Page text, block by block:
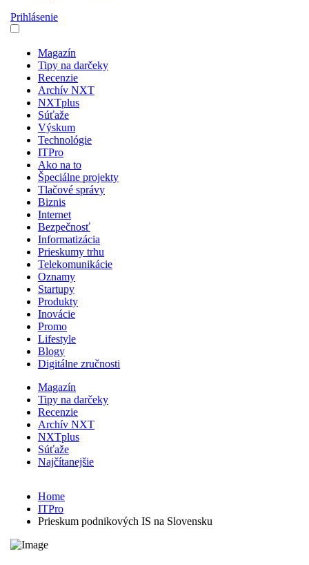
Prihlásenie
Magazín
Tipy na darčeky
Recenzie
Archív NXT
NXTplus
Súťaže
Výskum
Technológie
ITPro
Ako na to
Špeciálne projekty
Tlačové správy
Biznis
Internet
Bezpečnosť
Informatizácia
Prieskumy trhu
Telekomunikácie
Oznamy
Startupy
Produkty
Inovácie
Promo
Lifestyle
Blogy
Digitálne zručnosti
Magazín
Tipy na darčeky
Recenzie
Archív NXT
NXTplus
Súťaže
Najčítanejšie
Home
ITPro
Prieskum podnikových IS na Slovensku